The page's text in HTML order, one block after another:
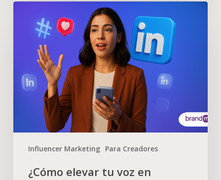
Influencer Marketing Para Creadores
¿Cómo elevar tu voz en